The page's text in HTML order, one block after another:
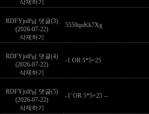
삭제하기
RDFYjolf님 댓글(3)
(2026-07-22)
삭제하기
5559quKk7Xg
RDFYjolf님 댓글(4)
(2026-07-22)
삭제하기
-1 OR 5*5=25
RDFYjolf님 댓글(5)
(2026-07-22)
삭제하기
-1' OR 5*5=25 --